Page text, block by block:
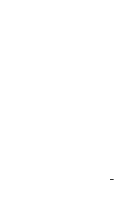
Partner von Anfang